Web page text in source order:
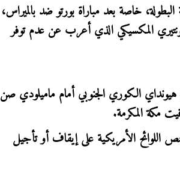
خاصة بعد مباراة بورتو ضد بالميراس،
المكسيكي الذي أعرب عن عدم توفر
الكوري الجنوبي أمام ماميلودي صن
مكة المكرمة.
الأمريكية على إيقاف أو تأجيل